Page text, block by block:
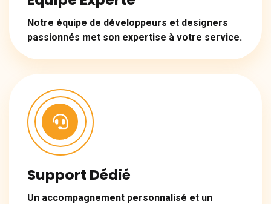
Notre équipe de développeurs et designers
passionnés met son expertise à votre service.
Support Dédié
Un accompagnement personnalisé et un